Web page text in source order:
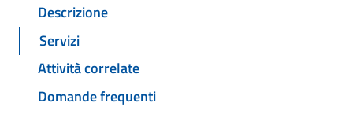
Descrizione
Servizi
Attività correlate
Domande frequenti